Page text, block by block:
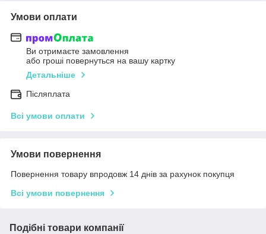
Умови оплати
Ви отримаєте замовлення
або гроші повернуться на вашу картку
Детальніше
Післяплата
Всі умови оплати
Умови повернення
Повернення товару впродовж 14 днів за рахунок покупця
Всі умови повернення
Подібні товари компанії